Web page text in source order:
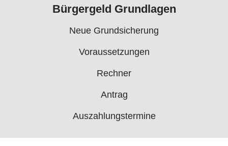
Bürgergeld Grundlagen
Neue Grundsicherung
Voraussetzungen
Rechner
Antrag
Auszahlungstermine